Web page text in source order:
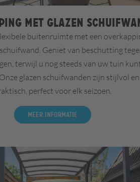
met glazen
buitenruimte met een
Geniet van beschutting
terwijl u nog steeds van uw tuin
glazen schuifwanden zijn stijlvol en
perfect voor elk seizoen.
Meer informatie